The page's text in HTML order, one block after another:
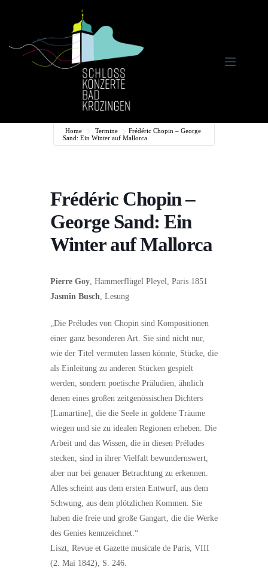
Home Termine
Frédéric Chopin – George
Sand: Ein Winter auf Mallorca
Frédéric Chopin –
George Sand: Ein
Winter auf Mallorca
Pierre Goy, Hammerflügel Pleyel, Paris 1851
Jasmin Busch, Lesung
„Die Préludes von Chopin sind Kompositionen
einer ganz besonderen Art. Sie sind nicht nur,
wie der Titel vermuten lassen könnte, Stücke, die
als Einleitung zu anderen Stücken gespielt
werden, sondern poetische Präludien, ähnlich
denen eines großen zeitgenössischen Dichters
[Lamartine], die die Seele in goldene Träume
wiegen und sie zu idealen Regionen erheben. Die
Arbeit und das Wissen, die in diesen Préludes
stecken, sind in ihrer Vielfalt bewundernswert,
aber nur bei genauer Betrachtung zu erkennen.
Alles scheint aus dem ersten Entwurf, aus dem
Schwung, aus dem plötzlichen Kommen. Sie
haben die freie und große Gangart, die die Werke
des Genies kennzeichnet.“
Liszt, Revue et Gazette musicale de Paris, VIII
(2. Mai 1842), S. 246.